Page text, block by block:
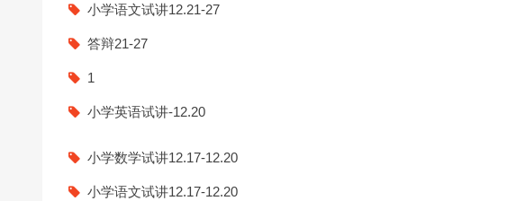
小学语文试讲12.21-27
答辩21-27
1
小学英语试讲-12.20
小学数学试讲12.17-12.20
小学语文试讲12.17-12.20